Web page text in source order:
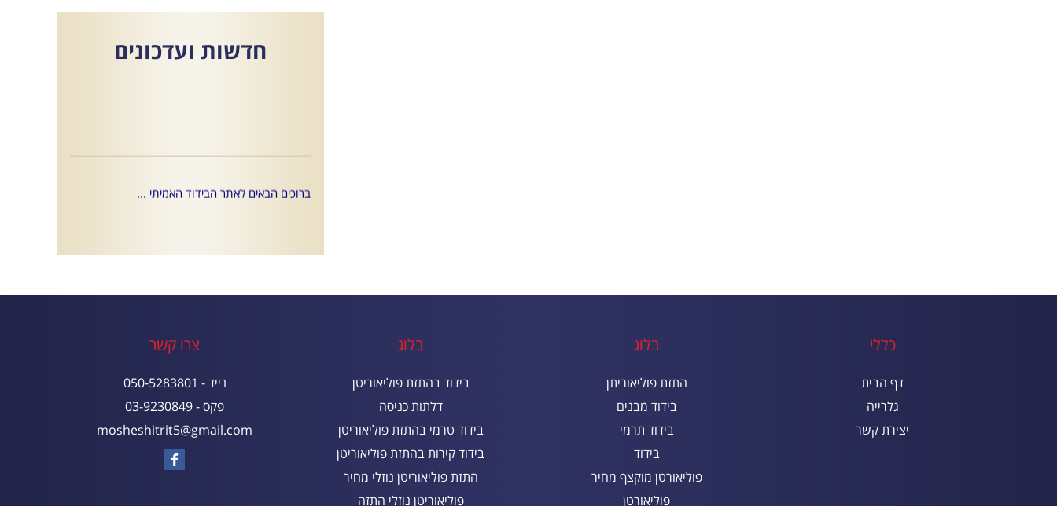
חדשות ועדכונים
ברוכים הבאים לאתר הבידוד האמיתי ...
צרו קשר
נייד - 050-5283801
פקס - 03-9230849
mosheshitrit5@gmail.com
בלוג
בידוד בהתזת פוליאוריטן
דלתות כניסה
בידוד טרמי בהתזת פוליאוריטן
בידוד קירות בהתזת פוליאוריטן
התזת פוליאוריטן נוזלי מחיר
פוליאוריטן נוזלי התזה
בלוג
התזת פוליאוריתן
בידוד מבנים
בידוד תרמי
בידוד
פוליאורטן מוקצף מחיר
פוליאורטן
כללי
דף הבית
גלרייה
יצירת קשר